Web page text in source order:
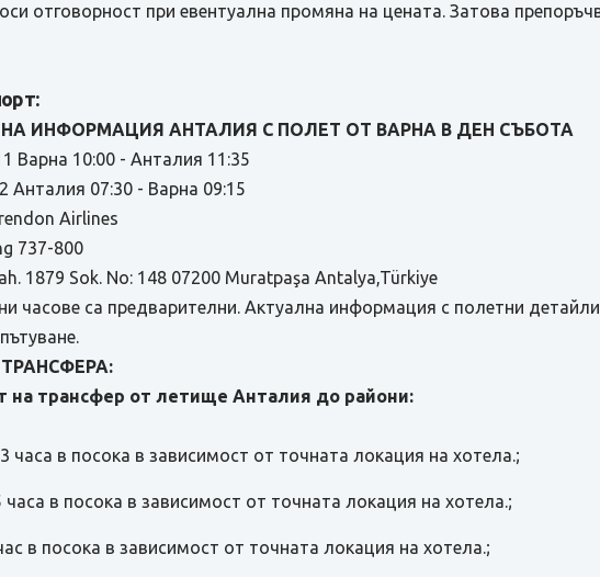
отговорност при евентуална промяна на цената. Затова
ИНФОРМАЦИЯ АНТАЛИЯ С ПОЛЕТ ОТ ВАРНА В ДЕН СЪБОТА
Варна 10:00 - Анталия 11:35
07:30 - Варна 09:15
Airlines
737-800
1879 Sok. No: 148 07200 Muratpaşa Antalya,Türkiye
часове са предварителни. Актуална информация с полетни
на трансфер от летище Анталия до райони:
часа в посока в зависимост от точната локация на хотела.;
в посока в зависимост от точната локация на хотела.;
в посока в зависимост от точната локация на хотела.;